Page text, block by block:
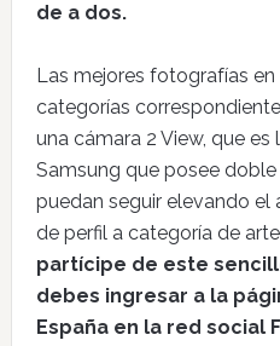
de a dos.
Las mejores fotografías en
categorías
una cámara 2 View, que
Samsung que posee
puedan seguir elevando
de perfil a categoría de
partícipe de este
debes ingresar a la
España en la red social